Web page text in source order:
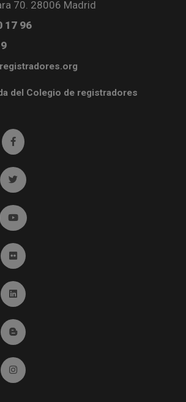
70. 28006 Madrid
17 96
del Colegio de registradores
Ir a facebook (abre en ventana nueva)
Ir a twitter (abre en ventana nueva)
Ir a YouTube (abre en ventana nueva)
Ir a Flickr (abre en ventana nueva)
Ir a Linkedin (abre en ventana nueva)
Ir al Blog (abre en ventana nueva)
Ir a Instagram (abre en ventana nueva)